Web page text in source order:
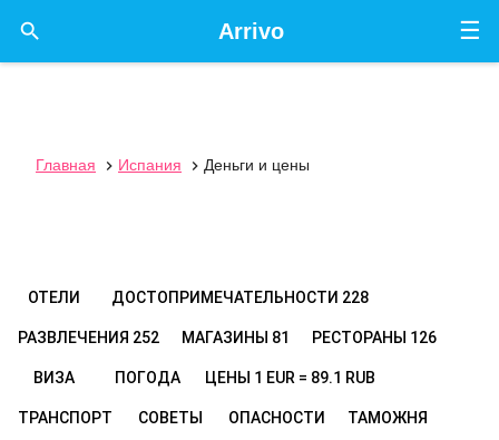
☰
Arrivo

Главная  Испания  Деньги и цены
ОТЕЛИ ДОСТОПРИМЕЧАТЕЛЬНОСТИ 228
РАЗВЛЕЧЕНИЯ 252 МАГАЗИНЫ 81 РЕСТОРАНЫ 126
ВИЗА ПОГОДА ЦЕНЫ 1 EUR = 89.1 RUB
ТРАНСПОРТ СОВЕТЫ ОПАСНОСТИ ТАМОЖНЯ